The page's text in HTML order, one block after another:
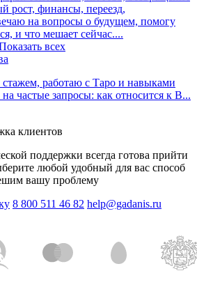
рост, финансы, переезд,
на вопросы о будущем, помогу
и что мешает сейчас....
всех
стажем, работаю с Таро и навыками
частые запросы: как относится к В...
клиентов
поддержки всегда готова прийти
любой удобный для вас способ
вашу проблему
8 800 511 46 82 help@gadanis.ru